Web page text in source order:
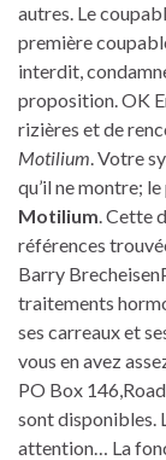
autres. Le
première
interdit,
proposition. OK
rizières et de
Motilium. Votre
qu’il ne montre;
Motilium. Cette
références
Barry
traitements
ses carreaux et
vous en avez
PO Box
sont disponibles.
attention… La